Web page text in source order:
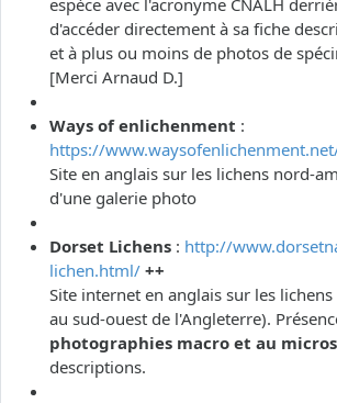
espèce avec l'acronyme CNALH
d'accéder directement à sa fiche
et à plus ou moins de photos de
[Merci Arnaud D.]
Ways of enlichenment :
https://
Site en anglais sur les lichens nord-
d'une galerie photo
Dorset Lichens : http://
lichen.html/ ++
Site internet en anglais sur les
au sud-ouest de l'Angleterre).
photographies macro et au
descriptions.